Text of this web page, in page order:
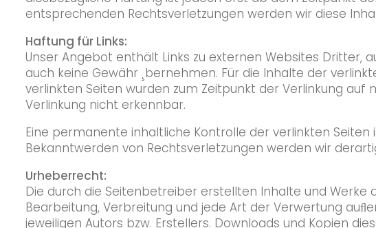
entsprechenden Rechtsverletzungen werden wir diese
Haftung für Links:
Unser Angebot enthält Links zu externen Websites Dritter,
auch keine Gewähr ¸bernehmen. Für die Inhalte der
verlinkten Seiten wurden zum Zeitpunkt der Verlinkung
Verlinkung nicht erkennbar.
Eine permanente inhaltliche Kontrolle der verlinkten
Bekanntwerden von Rechtsverletzungen werden wir
Urheberrecht:
Die durch die Seitenbetreiber erstellten Inhalte und
Bearbeitung, Verbreitung und jede Art der Verwertung
jeweiligen Autors bzw. Erstellers. Downloads und Kopien